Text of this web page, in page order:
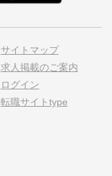
サイトマップ
求人掲載のご案内
ログイン
転職サイトtype